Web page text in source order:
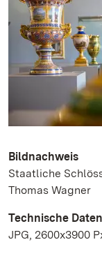
Bildnachweis
Staatliche
Thomas Wagner
Technische Daten
JPG, 2600x3900